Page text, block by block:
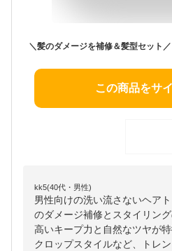
この商品をサ
kk5(40代・男性)
男性向けの洗い流さないヘア
のダメージ補修とスタイリン
高いキープ力と自然なツヤが
クロップスタイルなど、トレ